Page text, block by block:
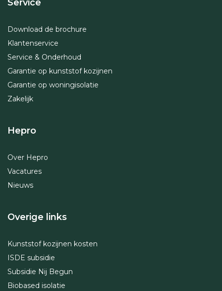
Service
Download de brochure
Klantenservice
Service & Onderhoud
Garantie op kunststof kozijnen
Garantie op woningisolatie
Zakelijk
Hepro
Over Hepro
Vacatures
Nieuws
Overige links
Kunststof kozijnen kosten
ISDE subsidie
Subsidie Nij Begun
Biobased isolatie